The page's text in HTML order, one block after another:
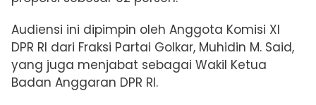
Audiensi ini dipimpin oleh Anggota Komisi XI
DPR RI dari Fraksi Partai Golkar, Muhidin M. Said,
yang juga menjabat sebagai Wakil Ketua
Badan Anggaran DPR RI.